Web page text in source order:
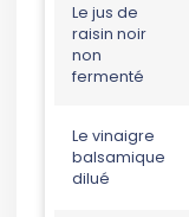
Le jus de
raisin noir
non
fermenté
Le vinaigre
balsamique
dilué